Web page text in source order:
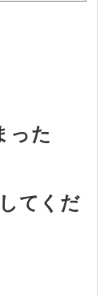
った
てくだ